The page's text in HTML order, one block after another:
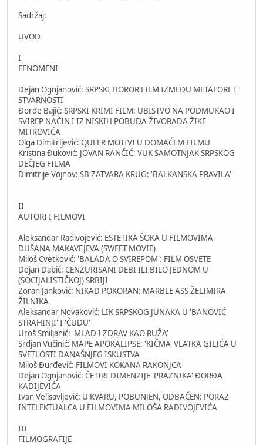
Sadržaj:
UVOD
I
FENOMENI
Dejan Ognjanović: SRPSKI HOROR FILM IZMEĐU METAFORE I
STVARNOSTI
Đorđe Bajić: SRPSKI KRIMI FILM: UBISTVO NA PODMUKAO I
SVIREP NAČIN I IZ NISKIH POBUDA ŽIVORADA ŽIKE
MITROVIĆA
Olga Dimitrijević: QUEER MOTIVI U DOMAĆEM FILMU
Kristina Đuković: JOVAN RANČIĆ: VUK SAMOTNJAK SRPSKOG
DEČJEG FILMA
Dimitrije Vojnov: SB ZATVARA KRUG: 'BALKANSKA PRAVILA'
II
AUTORI I FILMOVI
Aleksandar Radivojević: ESTETIKA ŠOKA U FILMOVIMA
DUŠANA MAKAVEJEVA (SWEET MOVIE)
Miloš Cvetković: 'BALADA O SVIREPOM': FILM OSVETE
Dejan Dabić: CENZURISANI DEBI ILI BILO JEDNOM U
(SOCIJALISTIČKOJ) SRBIJI
Zoran Janković: NIKAD POKORAN: MARBLE ASS ŽELIMIRA
ŽILNIKA
Aleksandar Novaković: LIK SRPSKOG JUNAKA U 'BANOVIĆ
STRAHINJI' I 'ČUDU'
Uroš Smiljanić: 'MLAD I ZDRAV KAO RUŽA'
Srdjan Vučinić: MAPE APOKALIPSE: 'KIČMA' VLATKA GILIĆA U
SVETLOSTI DANAŠNJEG ISKUSTVA
Miloš Đurđević: FILMOVI KOKANA RAKONJCA
Dejan Ognjanović: ČETIRI DIMENZIJE 'PRAZNIKA' ĐORĐA
KADIJEVIĆA
Ivan Velisavljević: U KVARU, POBUNJEN, ODBAČEN: PORAZ
INTELEKTUALCA U FILMOVIMA MILOŠA RADIVOJEVIĆA
III
FILMOGRAFIJE